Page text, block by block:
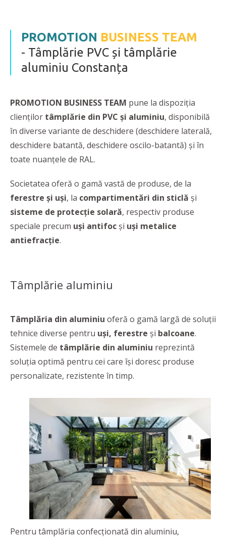
PROMOTION BUSINESS TEAM
- Tâmplărie PVC și tâmplărie
aluminiu Constanța
PROMOTION BUSINESS TEAM pune la dispoziția
clienților tâmplărie din PVC și aluminiu, disponibilă
în diverse variante de deschidere (deschidere laterală,
deschidere batantă, deschidere oscilo-batantă) și în
toate nuanțele de RAL.
Societatea oferă o gamă vastă de produse, de la
ferestre și uși, la compartimentări din sticlă și
sisteme de protecție solară, respectiv produse
speciale precum uși antifoc și uși metalice
antiefracție.
Tâmplărie aluminiu
Tâmplăria din aluminiu oferă o gamă largă de soluții
tehnice diverse pentru uși, ferestre și balcoane.
Sistemele de tâmplărie din aluminiu reprezintă
soluția optimă pentru cei care își doresc produse
personalizate, rezistente în timp.
Pentru tâmplăria confecționată din aluminiu,